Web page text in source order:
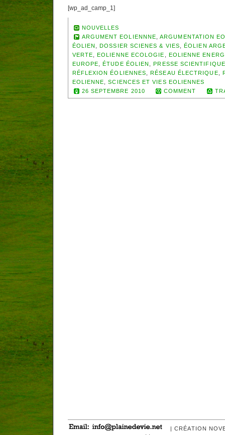
[wp_ad_camp_1]
NOUVELLES
ARGUMENT EOLIENNNE ,ARGUMENTATION
ÉOLIEN
,DOSSIER SCIENES & VIES ,ÉOLIEN
VERTE ,EOLIENNE ECOLOGIE
EOLIENNE
EUROPE ,ÉTUDE ÉOLIEN ,PRESSE SCIENTIFIQUE
RÉFLEXION ÉOLIENNES ,RÉSEAU ÉLECTRIQUE
EOLIENNE ,SCIENCES ET VIES EOLIENNES
26 SEPTEMBRE 2010
COMMENT
| CRÉATION